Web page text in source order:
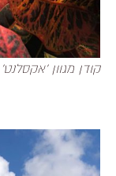
קודן מגוון 'אקסלנט'